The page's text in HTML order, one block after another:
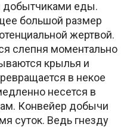
добытчиками еды.
большой размер
жертвой.
слепня моментально
крылья и
в некое
несется в
Конвейер добычи
суток. Ведь гнезду